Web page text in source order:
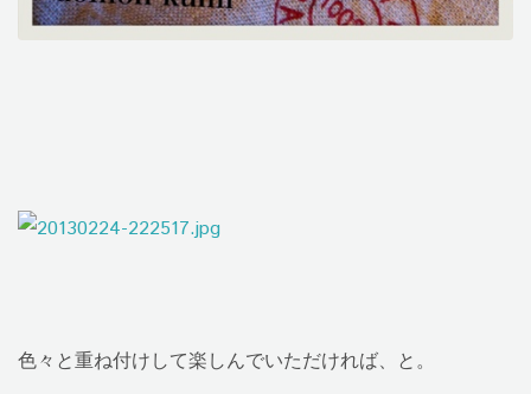
色々と重ね付けして楽しんでいただければ、と。